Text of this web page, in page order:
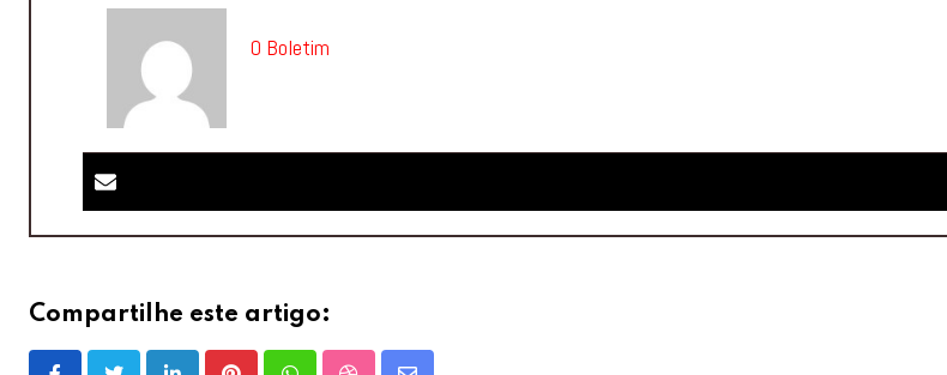
O Boletim
Compartilhe este artigo: